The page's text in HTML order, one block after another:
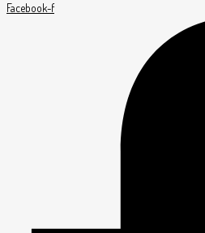
Facebook-f